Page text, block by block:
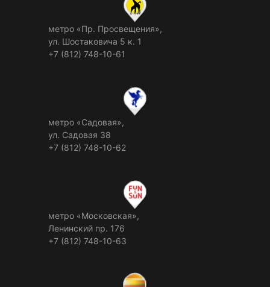
метро «Пр. Просвещения»,
ул. Шостаковича 5 к. 1
+7 (812) 748-10-61
метро «Садовая»,
ул. Садовая 38
+7 (812) 748-10-62
метро «Московская»,
Ленинский пр. 176
+7 (812) 748-10-63